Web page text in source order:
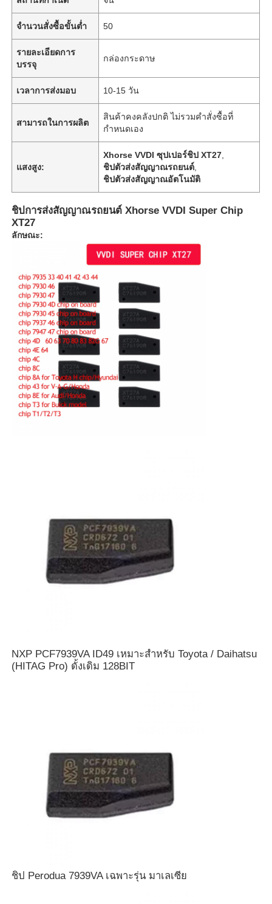
จำนวนสั่งซื้อขั้นต่ำ 50
รายละเอียดการ
บรรจุ
กล่องกระดาษ
เวลาการส่งมอบ 10-15 วัน
สามารถในการผลิต
สินค้าคงคลังปกติ ไม่รวมคำสั่งซื้อที่
กำหนดเอง
แสงสูง:
Xhorse VVDI ซุปเปอร์ชิป XT27
ชิปตัวส่งสัญญาณรถยนต์
ชิปตัวส่งสัญญาณอัตโนมัติ
ชิปการส่งสัญญาณรถยนต์ Xhorse VVDI Super Chip
XT27
ลักษณะ:
NXP PCF7939VA ID49 เหมาะสำหรับ Toyota / Daihatsu
(HITAG Pro) ดั้งเดิม 128BIT
ชิป Perodua 7939VA เฉพาะรุ่น มาเลเซีย